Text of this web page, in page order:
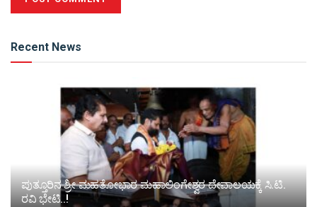
Recent News
ಪುತ್ತೂರಿನ ಶ್ರೀ ಮಹತೋಭಾರ ಮಹಾಲಿಂಗೇಶ್ವರ ದೇವಾಲಯಕ್ಕೆ ಸಿ.ಟಿ.
ರವಿ ಭೇಟಿ..!